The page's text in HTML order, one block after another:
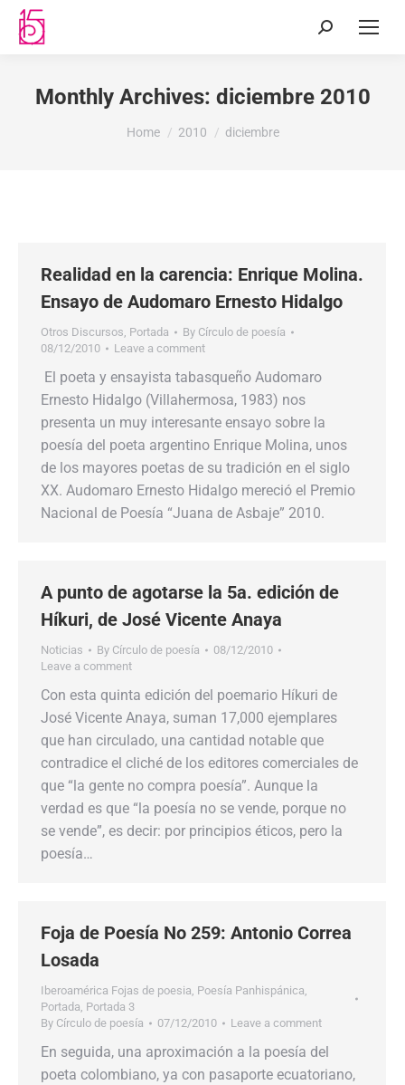
Monthly Archives: diciembre 2010
You are here:
Home 2010 diciembre
Realidad en la carencia: Enrique Molina.
Ensayo de Audomaro Ernesto Hidalgo
Otros Discursos, Portada By Círculo de poesía
08/12/2010
Leave a comment
El poeta y ensayista tabasqueño Audomaro
Ernesto Hidalgo (Villahermosa, 1983) nos
presenta un muy interesante ensayo sobre la
poesía del poeta argentino Enrique Molina, unos
de los mayores poetas de su tradición en el siglo
XX. Audomaro Ernesto Hidalgo mereció el Premio
Nacional de Poesía “Juana de Asbaje” 2010.
A punto de agotarse la 5a. edición de
Híkuri, de José Vicente Anaya
Noticias By Círculo de poesía
08/12/2010
Leave a comment
Con esta quinta edición del poemario Híkuri de
José Vicente Anaya, suman 17,000 ejemplares
que han circulado, una cantidad notable que
contradice el cliché de los editores comerciales de
que “la gente no compra poesía”. Aunque la
verdad es que “la poesía no se vende, porque no
se vende”, es decir: por principios éticos, pero la
poesía…
Foja de Poesía No 259: Antonio Correa
Losada
Iberoamérica Fojas de poesia, Poesía Panhispánica,
Portada, Portada 3
By Círculo de poesía 07/12/2010 Leave a comment
En seguida, una aproximación a la poesía del
poeta colombiano, ya con pasaporte ecuatoriano,